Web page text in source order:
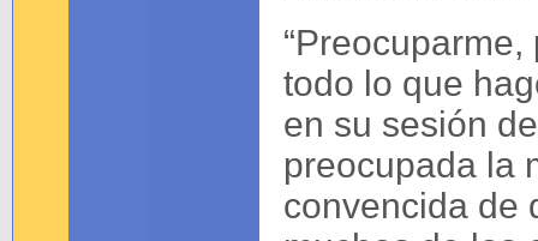
todo lo que
en su sesión
preocupada la
convencida de